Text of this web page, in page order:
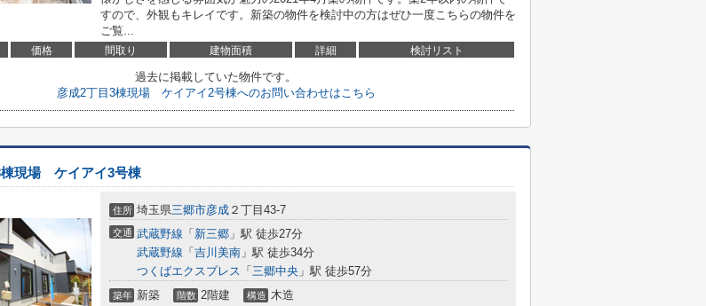
すので、外観もキレイです。新築の物件を検討中の方はぜひ一度こちらの物件を
ご覧...
価格 間取り 建物面積 詳細 検討リスト
過去に掲載していた物件です。
彦成2丁目3棟現場 ケイアイ2号棟へのお問い合わせはこちら
棟現場 ケイアイ3号棟
住所 埼玉県三郷市彦成 ２丁目43-7
交通 武蔵野線 「 新三郷 」駅 徒歩27分
武蔵野線 「 吉川美南 」駅 徒歩34分
つくばエクスプレス 「 三郷中央 」駅 徒歩57分
築年 新築 階数 2階建 構造 木造